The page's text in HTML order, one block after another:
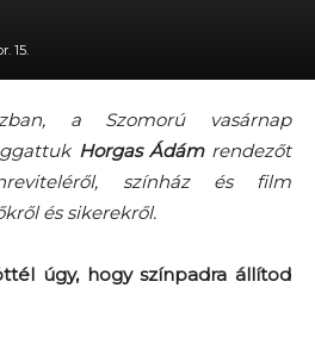
15.
a
Szomorú vasárnap
Horgas Ádámrendezőt
színház és film
és sikerekről.
úgy, hogy színpadra állítod